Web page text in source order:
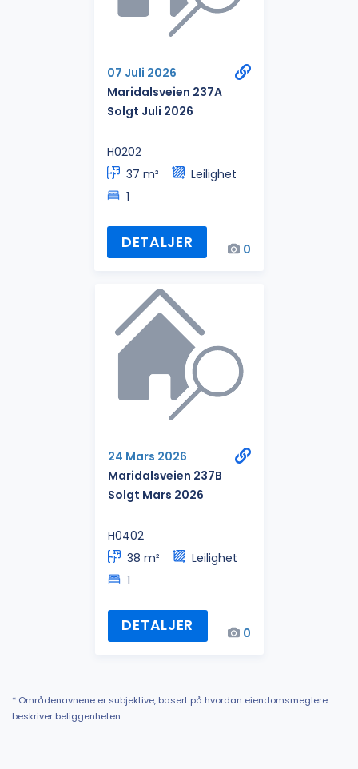
07 Juli 2026
Maridalsveien 237A
Solgt Juli 2026
H0202
37 m²
Leilighet
1
DETALJER 0
24 Mars 2026
Maridalsveien 237B
Solgt Mars 2026
H0402
38 m²
Leilighet
1
DETALJER 0
* Områdenavnene er subjektive, basert på hvordan eiendomsmeglere
beskriver beliggenheten